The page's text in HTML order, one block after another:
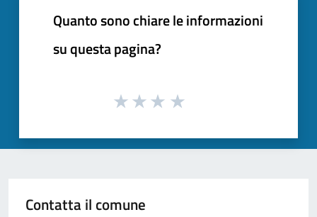
Quanto sono chiare le informazioni
su questa pagina?
Contatta il comune